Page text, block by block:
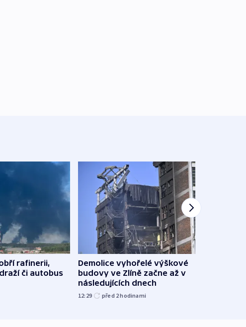
rafinerii,
či autobus
Demolice vyhořelé výškové
budovy ve Zlíně začne až v
následujících dnech
12:29 před 2hodinami